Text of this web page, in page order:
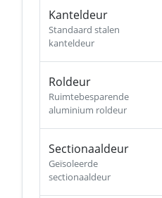
Kanteldeur
Standaard stalen
kanteldeur
Roldeur
Ruimtebesparende
aluminium roldeur
Sectionaaldeur
Geïsoleerde
sectionaaldeur